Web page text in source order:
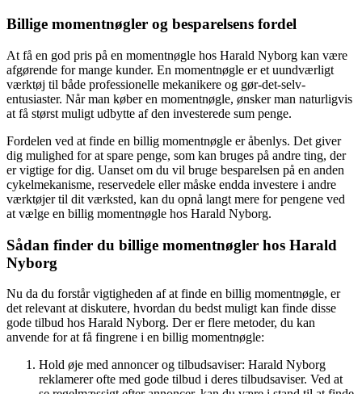
Billige momentnøgler og besparelsens fordel
At få en god pris på en momentnøgle hos Harald Nyborg kan være
afgørende for mange kunder. En momentnøgle er et uundværligt
værktøj til både professionelle mekanikere og gør-det-selv-
entusiaster. Når man køber en momentnøgle, ønsker man naturligvis
at få størst muligt udbytte af den investerede sum penge.
Fordelen ved at finde en billig momentnøgle er åbenlys. Det giver
dig mulighed for at spare penge, som kan bruges på andre ting, der
er vigtige for dig. Uanset om du vil bruge besparelsen på en anden
cykelmekanisme, reservedele eller måske endda investere i andre
værktøjer til dit værksted, kan du opnå langt mere for pengene ved
at vælge en billig momentnøgle hos Harald Nyborg.
Sådan finder du billige momentnøgler hos Harald
Nyborg
Nu da du forstår vigtigheden af at finde en billig momentnøgle, er
det relevant at diskutere, hvordan du bedst muligt kan finde disse
gode tilbud hos Harald Nyborg. Der er flere metoder, du kan
anvende for at få fingrene i en billig momentnøgle:
Hold øje med annoncer og tilbudsaviser: Harald Nyborg
reklamerer ofte med gode tilbud i deres tilbudsaviser. Ved at